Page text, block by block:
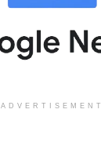
ADVERTISEMENT